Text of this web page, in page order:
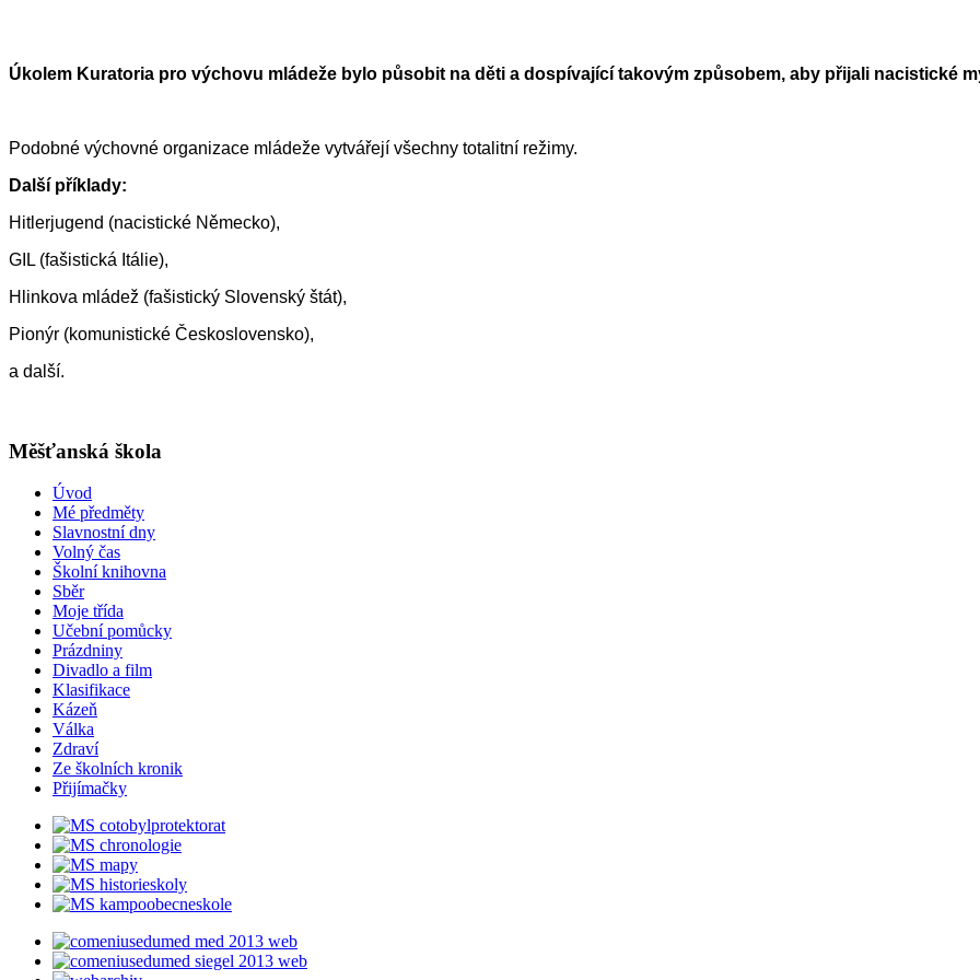
Úkolem Kuratoria pro výchovu mládeže bylo působit na děti a dospívající takovým způsobem, aby přijali nacistické
Podobné výchovné organizace mládeže vytvářejí všechny totalitní režimy.
Další příklady:
Hitlerjugend (nacistické Německo),
GIL (fašistická Itálie),
Hlinkova mládež (fašistický Slovenský štát),
Pionýr (komunistické Československo),
a další.
Měšťanská škola
Úvod
Mé předměty
Slavnostní dny
Volný čas
Školní knihovna
Sběr
Moje třída
Učební pomůcky
Prázdniny
Divadlo a film
Klasifikace
Kázeň
Válka
Zdraví
Ze školních kronik
Přijímačky